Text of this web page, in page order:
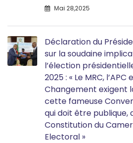
Mai 28,2025
Déclaration du
sur la soudaine
l’élection
2025 : « Le MRC,
Changement exigent
cette fameuse
qui doit être publique,
Constitution du
Electoral »